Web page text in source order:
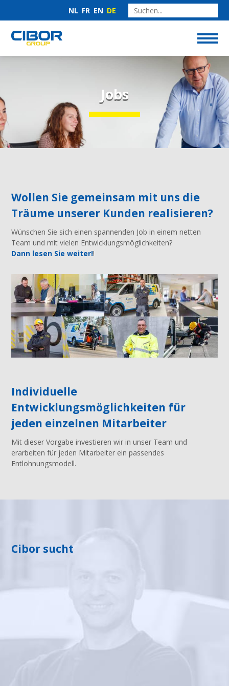
NL FR EN DE
Jobs
Wollen Sie gemeinsam mit uns die
Träume unserer Kunden realisieren?
Wünschen Sie sich einen spannenden Job in einem netten
Team und mit vielen Entwicklungsmöglichkeiten?
Dann lesen Sie weiter!!
Individuelle
Entwicklungsmöglichkeiten für
jeden einzelnen Mitarbeiter
Mit dieser Vorgabe investieren wir in unser Team und
erarbeiten für jeden Mitarbeiter ein passendes
Entlohnungsmodell.
Cibor sucht